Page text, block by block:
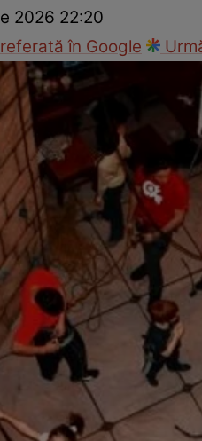
2026 22:20
în Google